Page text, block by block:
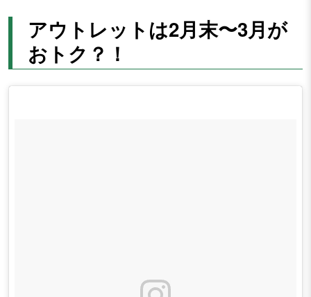
アウトレットは2月末〜3月が
おトク？！